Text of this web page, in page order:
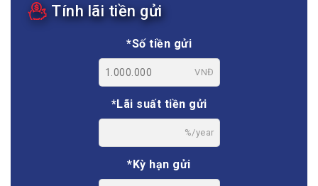
Tính lãi tiền gửi
*Số tiền gửi
VNĐ
*Lãi suất tiền gửi
%/year
*Kỳ hạn gửi